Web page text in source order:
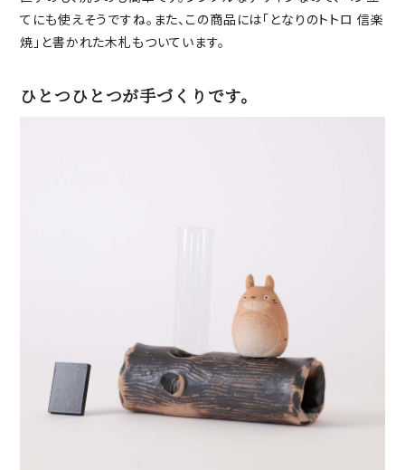
てにも使えそうですね。また、この商品には「となりのトトロ 信楽
焼」と書かれた木札もついています。
ひとつひとつが手づくりです。